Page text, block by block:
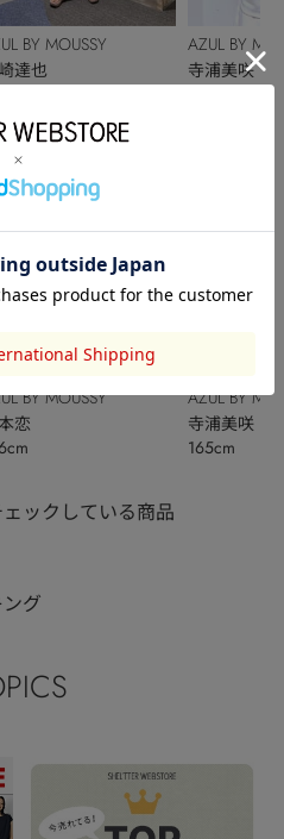
BY MOUSSY
達也
BY MOUSSY
恋
AZUL BY
寺浦美咲
AZUL BY
寺浦美咲
165cm
ックしている商品
グ